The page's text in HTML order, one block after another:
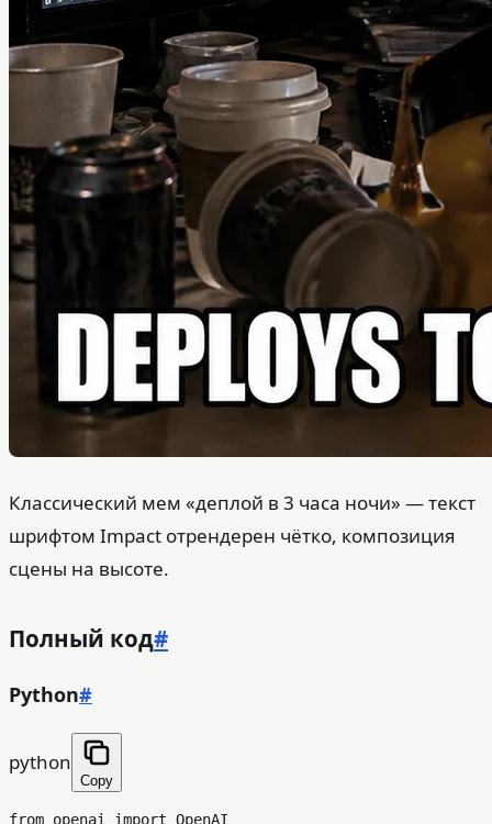
Классический мем «деплой в 3 часа ночи» — текст
шрифтом Impact отрендерен чётко, композиция
сцены на высоте.
Полный код#
Python#
python
Copy
from openai import OpenAI